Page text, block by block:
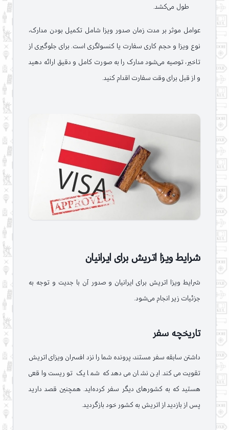
طول می‌کشد.
عوامل موثر بر مدت زمان صدور ویزا شامل تکمیل بودن مدارک،
نوع ویزا و حجم کاری سفارت یا کنسولگری است. برای جلوگیری از
تاخیر، توصیه می‌شود مدارک را به صورت کامل و دقیق ارائه دهید
و از قبل برای وقت سفارت اقدام کنید.
شرایط ویزا اتریش برای ایرانیان
شرایط ویزا اتریش برای ایرانیان و صدور آن با جدیت و توجه به
جزئیات زیر انجام می‌شود.
تاریخچه سفر
داشتن سابقه سفر مستند، پرونده شما را نزد افسران ویزای اتریش
تقویت می‌کند. این نشان می‌دهد که شما یک توریست واقعی
هستید که به کشورهای دیگر سفر کرده‌اید. همچنین قصد دارید
پس از بازدید از اتریش به کشور خود بازگردید.